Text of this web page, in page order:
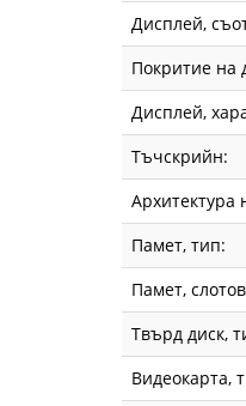
Дисплей,
Покритие на
Дисплей,
Тъчскрийн:
Архитектура
Памет, тип:
Памет,
Твърд диск,
Видеокарта,